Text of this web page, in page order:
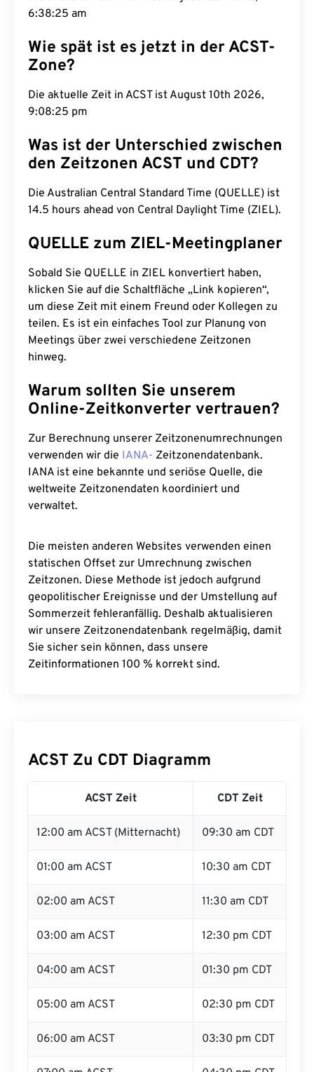
6:38:26 am
Wie spät ist es jetzt in der ACST-
Zone?
Die aktuelle Zeit in ACST ist August 10th 2026,
9:08:26 pm
Was ist der Unterschied zwischen
den Zeitzonen ACST und CDT?
Die Australian Central Standard Time (QUELLE) ist
14.5 hours ahead von Central Daylight Time (ZIEL).
QUELLE zum ZIEL-Meetingplaner
Sobald Sie QUELLE in ZIEL konvertiert haben,
klicken Sie auf die Schaltfläche „Link kopieren“,
um diese Zeit mit einem Freund oder Kollegen zu
teilen. Es ist ein einfaches Tool zur Planung von
Meetings über zwei verschiedene Zeitzonen
hinweg.
Warum sollten Sie unserem
Online-Zeitkonverter vertrauen?
Zur Berechnung unserer Zeitzonenumrechnungen
verwenden wir die IANA- Zeitzonendatenbank.
IANA ist eine bekannte und seriöse Quelle, die
weltweite Zeitzonendaten koordiniert und
verwaltet.
Die meisten anderen Websites verwenden einen
statischen Offset zur Umrechnung zwischen
Zeitzonen. Diese Methode ist jedoch aufgrund
geopolitischer Ereignisse und der Umstellung auf
Sommerzeit fehleranfällig. Deshalb aktualisieren
wir unsere Zeitzonendatenbank regelmäßig, damit
Sie sicher sein können, dass unsere
Zeitinformationen 100 % korrekt sind.
ACST Zu CDT Diagramm
ACST Zeit CDT Zeit
12:00 am ACST (Mitternacht) 09:30 am CDT
01:00 am ACST 10:30 am CDT
02:00 am ACST 11:30 am CDT
03:00 am ACST 12:30 pm CDT
04:00 am ACST 01:30 pm CDT
05:00 am ACST 02:30 pm CDT
06:00 am ACST 03:30 pm CDT